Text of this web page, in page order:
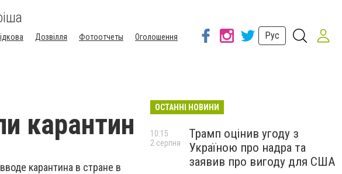
Дозвілля Фотоотчеты
Оголошення
Рус
карантин
карантина в стране в
ОСТАННІ НОВИНИ
Трамп оцінив угоду з
Україною про надра та
заявив про вигоду для США
10:15
2 серпня